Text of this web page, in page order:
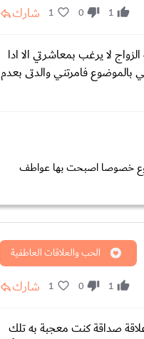
1
0
1 شارك
18 سنة هربا من عصبية والدي زوجي يكبرنى ب10 سنوات مند ليلة الزواج ﻻ يرغب بمعاشرتي الا ادا
بالموضوع فامرتني والدتى بعدم
خصوصا اصبحت بها عواطف
الحب والعلاقات العاطفية
1
0
1 شارك
صداقة كنت معجبة به تلك